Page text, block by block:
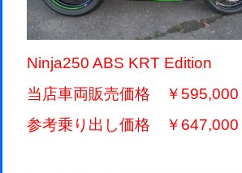
Ninja250 ABS KRT Edition
当店車両販売価格 ￥595,000
参考乗り出し価格 ￥647,000